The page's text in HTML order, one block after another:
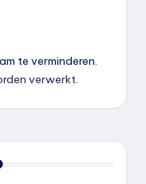
te verminderen.
verwerkt.